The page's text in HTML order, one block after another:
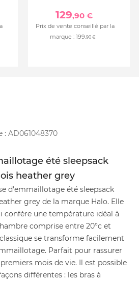
129,90 €
Prix de vente conseillé par la
marque : 199,90 €
: AD061048370
été sleepsack
heather grey
d'emmaillotage été sleepsack
grey de la marque Halo. Elle
confère une température idéal à
comprise entre 20°c et
se transforme facilement
Parfait pour rassurer
mois de vie. Il est possible
différentes : les bras à